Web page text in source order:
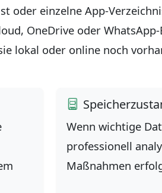
oder einzelne App-
OneDrive oder
lokal oder online noch
Wenn wichtige
professionell
Maßnahmen